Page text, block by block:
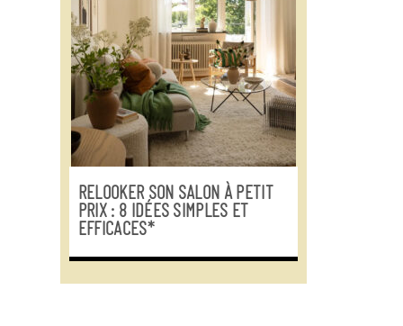
RELOOKER SON SALON À PETIT
PRIX : 8 IDÉES SIMPLES ET
EFFICACES*